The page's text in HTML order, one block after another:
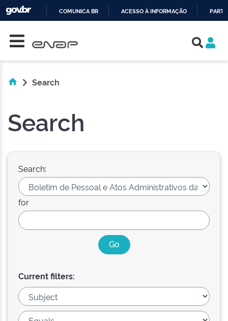
COMUNICA BR ACESSO À INFORMAÇÃO
Search
Search
Search:
for
Current filters: